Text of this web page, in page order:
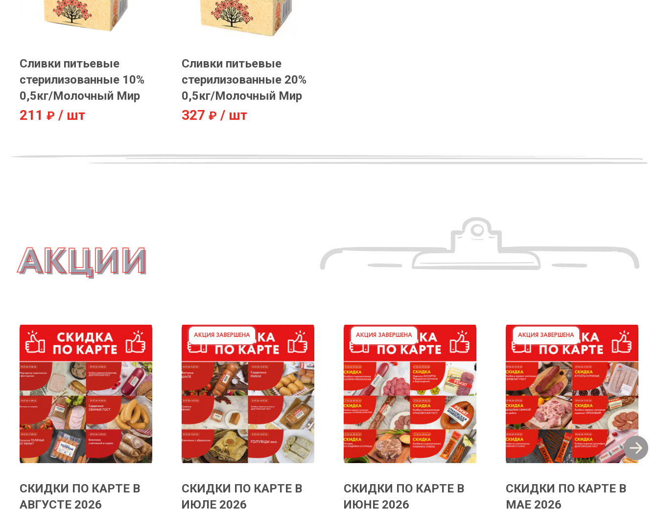
Сливки питьевые
стерилизованные 10%
0,5кг/Молочный Мир
211 / шт
Сливки питьевые
стерилизованные 20%
0,5кг/Молочный Мир
327 / шт
АКЦИИ
СКИДКИ ПО КАРТЕ В
АВГУСТЕ 2026
АКЦИЯ ЗАВЕРШЕНА
СКИДКИ ПО КАРТЕ В
ИЮЛЕ 2026
АКЦИЯ ЗАВЕРШЕНА
СКИДКИ ПО КАРТЕ В
ИЮНЕ 2026
АКЦИЯ ЗАВЕРШЕНА
СКИДКИ ПО КАРТЕ В
МАЕ 2026